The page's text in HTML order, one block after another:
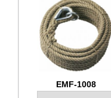
EMF-1008